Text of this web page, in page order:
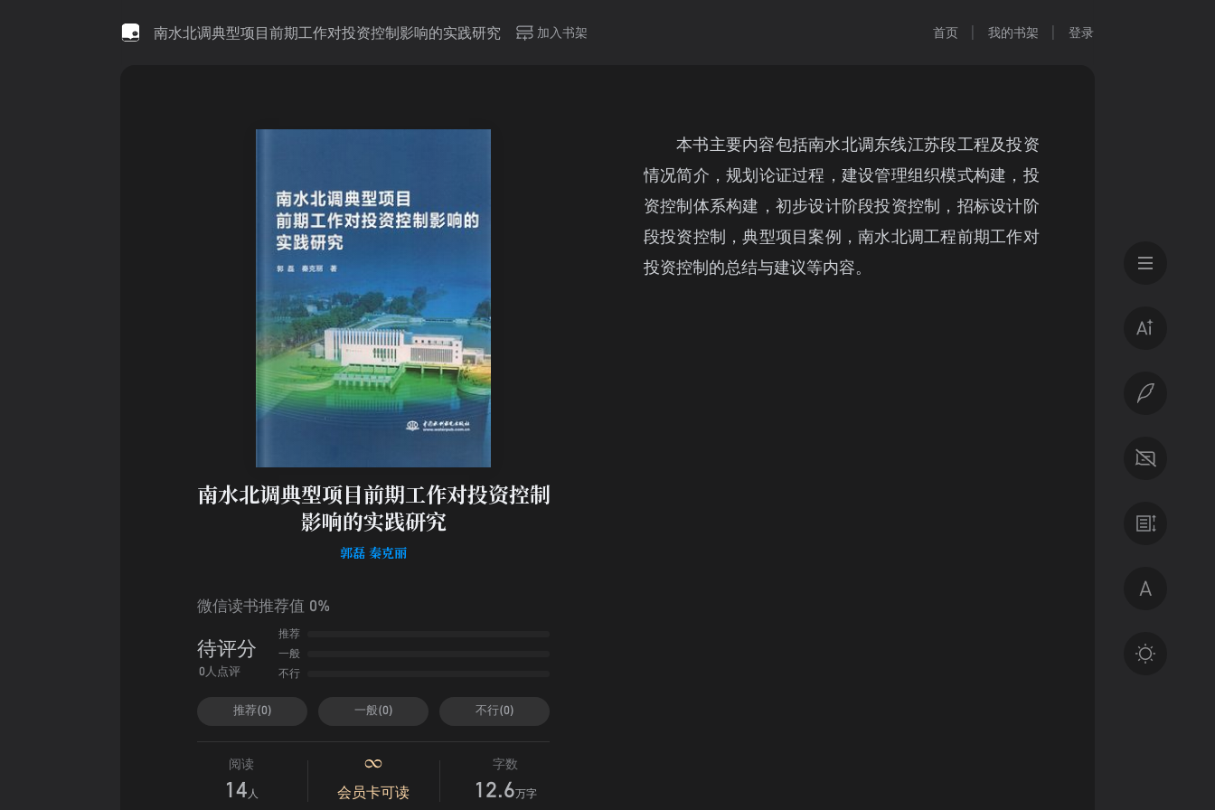
南水北调典型项目前期工作对投资控制影响的实践研究 加入书架 首页 我的书架 登录
南水北调典型项目前期工作对投资控制
影响的实践研究
郭磊 秦克丽
微信读书推荐值 0%
待评分
0人点评
推荐
一般
不行
推荐(0) 一般(0) 不行(0)
阅读
14 人 会员卡可读
字数
12.6万字
本书主要内容包括南水北调东线江苏段工程及投资
情况简介，规划论证过程，建设管理组织模式构建，投
资控制体系构建，初步设计阶段投资控制，招标设计阶
段投资控制，典型项目案例，南水北调工程前期工作对
投资控制的总结与建议等内容。